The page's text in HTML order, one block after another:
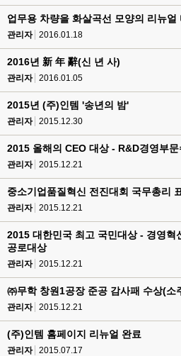
업무용 차량을 화살곡선 모양의 리뉴얼
관리자 2016.01.18
2016년 新 年 辭(신 년 사)
관리자 2016.01.05
2015년 (주)인템 '송년의 밤'
관리자 2015.12.30
2015 올해의 CEO 대상 - R&D경영부문
관리자 2015.12.21
중소기업품질혁신 전진대회 국무총리
관리자 2015.12.21
2015 대한민국 최고 국민대상 - 경영혁
공로대상
관리자 2015.12.21
㈜무학 창원1공장 준공 감사패 수상(소
관리자 2015.12.21
(주)인템 홈페이지 리뉴얼 완료
관리자 2015.07.17